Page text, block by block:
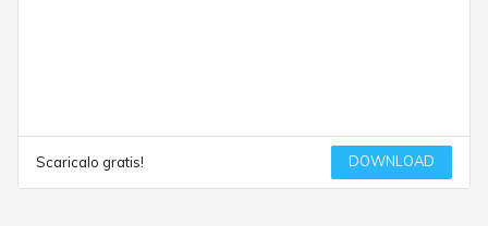
Scaricalo gratis! DOWNLOAD